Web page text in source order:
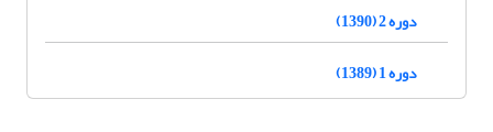
دوره 2 (1390)
دوره 1 (1389)